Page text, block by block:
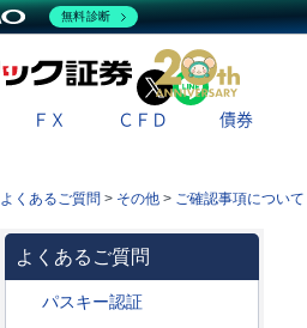
X
ＦＸ ＣＦＤ 債券
よくあるご質問 > その他 > ご確認事項について
よくあるご質問
パスキー認証
無料診断